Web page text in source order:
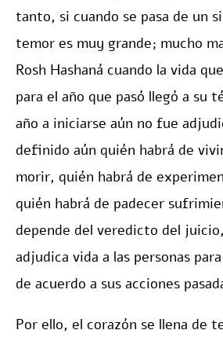
tanto, si cuando se pasa de un
temor es muy grande; mucho
Rosh Hashaná cuando la vida
para el año que pasó llegó a su
año a iniciarse aún no fue
definido aún quién habrá de
morir, quién habrá de
quién habrá de padecer
depende del veredicto del
adjudica vida a las personas
de acuerdo a sus acciones
Por ello, el corazón se llena de